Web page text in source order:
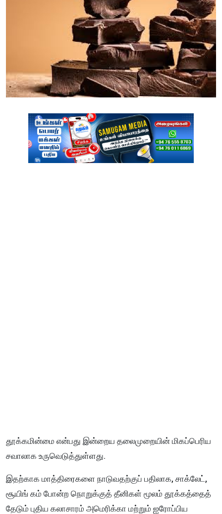
தூக்கமின்மை என்பது இன்றைய தலைமுறையின் மிகப்பெரிய
சவாலாக உருவெடுத்துள்ளது.
இதற்காக மாத்திரைகளை நாடுவதற்குப் பதிலாக, சாக்லேட்,
சூயிங் கம் போன்ற நொறுக்குத் தீனிகள் மூலம் தூக்கத்தைத்
தேடும் புதிய கலாசாரம் அமெரிக்கா மற்றும் ஐரோப்பிய